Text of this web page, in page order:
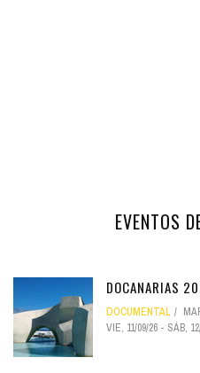
EVENTOS
DOCANARIAS
DOCUMENTAL
VIE, 11/09/26 - SÁB,